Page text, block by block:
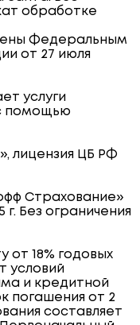
обработке
Федеральным
от 27 июля
услуги
помощью
лицензия ЦБ РФ
Страхование»
г. Без ограничения
от 18% годовых
условий
и кредитной
погашения от 2
составляет